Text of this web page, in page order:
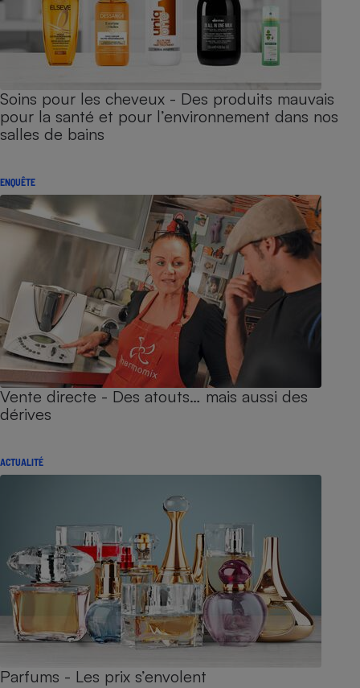
Soins pour les cheveux - Des produits mauvais
pour la santé et pour l’environnement dans nos
salles de bains
ENQUÊTE
Vente directe - Des atouts… mais aussi des
dérives
ACTUALITÉ
Parfums - Les prix s’envolent